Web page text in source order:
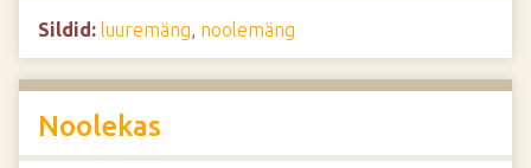
Sildid: luuremäng, noolemäng
Noolekas